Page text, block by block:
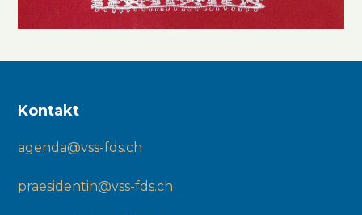
Kontakt
agenda@vss-fds.ch
praesidentin@vss-fds.ch